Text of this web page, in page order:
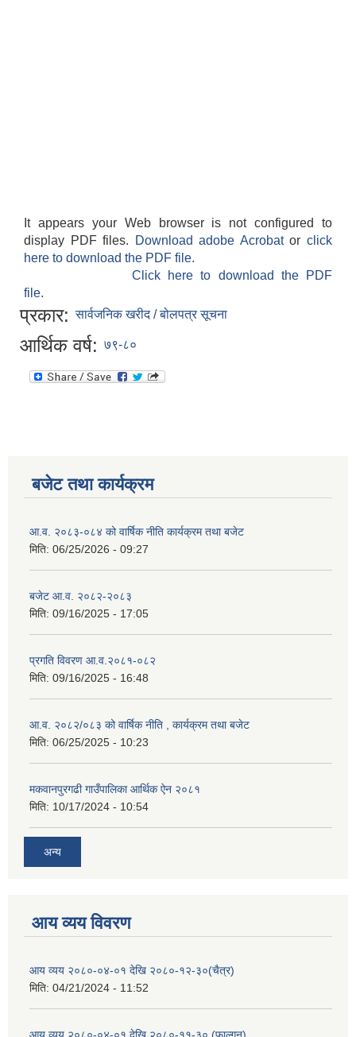
It appears your Web browser is not configured to
display PDF files.
Download adobe Acrobatorclick
here to download the PDF file.
Click here to download the PDF
file.
प्रकार: सार्वजनिक खरीद / बोलपत्र सूचना
आर्थिक वर्ष: ७९-८०
बजेट तथा कार्यक्रम
आ.व. २०८३-०८४ को वार्षिक नीति कार्यक्रम तथा बजेट
मिति: 06/25/2026 - 09:27
बजेट आ.व. २०८२-२०८३
मिति: 09/16/2025 - 17:05
प्रगति विवरण आ.व.२०८१-०८२
मिति: 09/16/2025 - 16:48
आ.व. २०८२/०८३ को वार्षिक नीति , कार्यक्रम तथा बजेट
मिति: 06/25/2025 - 10:23
मकवानपुरगढी गाउँपालिका आर्थिक ‌‌‌ऐन २०८१
मिति: 10/17/2024 - 10:54
अन्य
आय व्यय विवरण
आय व्यय २०८०-०४-०१ देखि २०८०-१२-३०(चैत्र)
मिति: 04/21/2024 - 11:52
आय व्यय २०८०-०४-०१ देखि २०८०-११-३० (फाल्गुन)